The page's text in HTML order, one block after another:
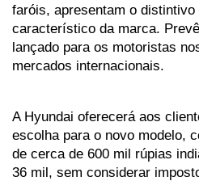
faróis, apresentam o distintivo
característico da marca.
lançado para os motoristas
mercados internacionais.
A Hyundai oferecerá aos
escolha para o novo modelo,
de cerca de 600 mil rúpias
36 mil, sem considerar